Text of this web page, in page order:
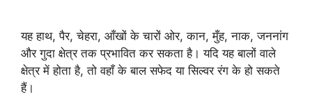
यह हाथ, पैर, चेहरा, आँखों के चारों ओर, कान, मुँह, नाक, जननांग
और गुदा क्षेत्र तक प्रभावित कर सकता है। यदि यह बालों वाले
क्षेत्र में होता है, तो वहाँ के बाल सफेद या सिल्वर रंग के हो सकते
हैं।